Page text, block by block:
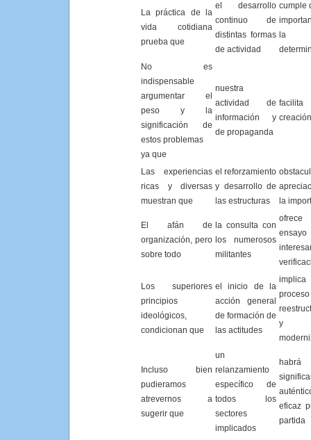
La práctica de la
vida cotidiana
prueba que
el desarrollo
continuo de
distintas formas
de actividad
cumple
la
No es
indispensable
argumentar el
peso y la
significación de
estos problemas
ya que
nuestra
actividad de
información y
de propaganda
creación
Las experiencias
ricas y diversas
muestran que
el reforzamiento
y desarrollo de
las estructuras
la
El afán de
organización, pero
sobre todo
la consulta con
los numerosos
militantes
ensayo
Los superiores
principios
ideológicos,
condicionan que
el inicio de la
acción general
de formación de
las actitudes
y
Incluso bien
pudieramos
atrevernos a
sugerir que
un
relanzamiento
específico de
todos los
sectores
implicados
eficaz
partida